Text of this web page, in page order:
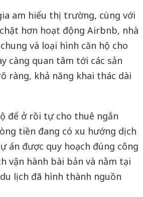
am hiểu thị trường, cùng với
hơn hoạt động Airbnb, nhà
và loại hình căn hộ cho
càng quan tâm tới các sản
ràng, khả năng khai thác dài
để ở rồi tự cho thuê ngắn
tiền đang có xu hướng dịch
án được quy hoạch đúng công
vận hành bài bản và nằm tại
lịch đã hình thành nguồn